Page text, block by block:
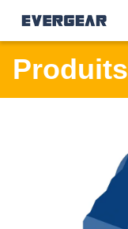
Produits